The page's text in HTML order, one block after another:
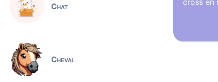
Chat
Cheval
cross en